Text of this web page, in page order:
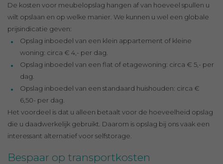
De kosten voor meubelopslag hangen af van hoeveel spullen u
wilt opslaan en op welke manier. We kunnen u wel een globale
prijsindicatie geven:
Opslag inboedel van een klein appartement of kleine
woning: circa € 4,- per dag.
Opslag inboedel van een flat of etagewoning: circa € 5,- per
dag.
Opslag inboedel van een standaard huishouden: circa €
6,50- per dag.
Het voordeel is dat u alleen betaalt voor de hoeveelheid opslag
die u daadwerkelijk gebruikt. Daarom is opslag bij ons vaak een
interessant alternatief voor selfstorage.
Bespaar op transportkosten